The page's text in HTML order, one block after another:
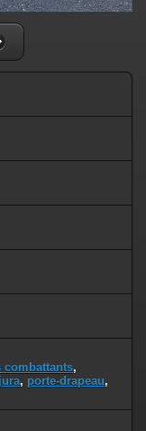
combattants,
jura, porte-drapeau,